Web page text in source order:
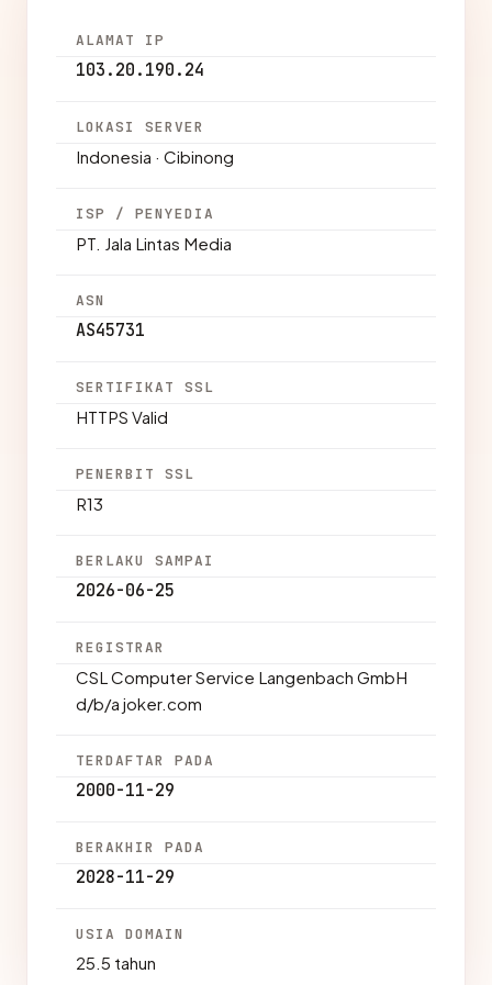
ALAMAT IP
103.20.190.24
LOKASI SERVER
Indonesia · Cibinong
ISP / PENYEDIA
PT. Jala Lintas Media
ASN
AS45731
SERTIFIKAT SSL
HTTPS Valid
PENERBIT SSL
R13
BERLAKU SAMPAI
2026-06-25
REGISTRAR
CSL Computer Service Langenbach GmbH
d/b/a joker.com
TERDAFTAR PADA
2000-11-29
BERAKHIR PADA
2028-11-29
USIA DOMAIN
25.5 tahun